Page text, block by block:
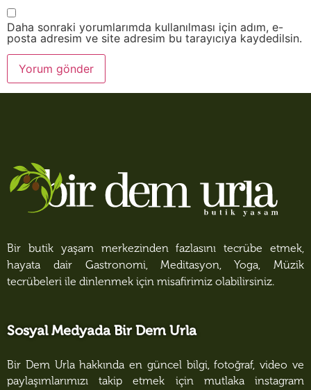
Daha sonraki yorumlarımda kullanılması için adım, e-
posta adresim ve site adresim bu tarayıcıya kaydedilsin.
Bir butik yaşam merkezinden fazlasını tecrübe etmek,
hayata dair Gastronomi, Meditasyon, Yoga, Müzik
tecrübeleri ile dinlenmek için misafirimiz olabilirsiniz.
Sosyal Medyada Bir Dem Urla
Bir Dem Urla hakkında en güncel bilgi, fotoğraf, video ve
paylaşımlarımızı takip etmek için mutlaka instagram